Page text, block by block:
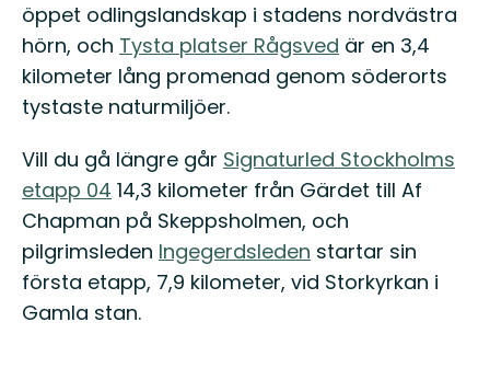
öppet odlingslandskap i stadens nordvästra
hörn, och Tysta platser Rågsved är en 3,4
kilometer lång promenad genom söderorts
tystaste naturmiljöer.
Vill du gå längre går Signaturled Stockholms
etapp 04 14,3 kilometer från Gärdet till Af
Chapman på Skeppsholmen, och
pilgrimsleden Ingegerdsleden startar sin
första etapp, 7,9 kilometer, vid Storkyrkan i
Gamla stan.